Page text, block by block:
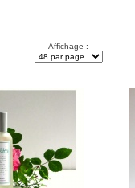
Affichage :